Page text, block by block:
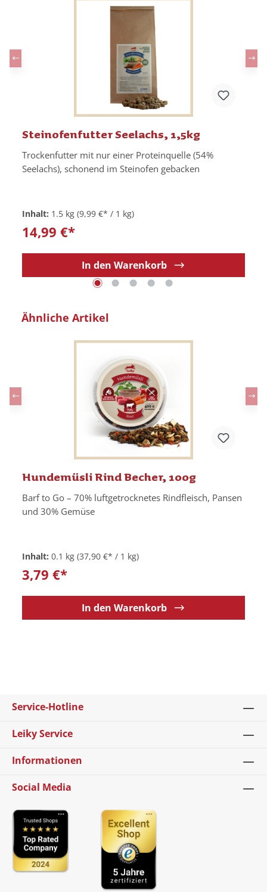
Steinofenfutter Seelachs, 1,5kg
Trockenfutter mit nur einer Proteinquelle (54%
Seelachs), schonend im Steinofen gebacken
Inhalt: 1.5 kg (9,99 €* / 1 kg)
14,99 €*
In den Warenkorb
Produktgalerie überspringen
Ähnliche Artikel
Hundemüsli Rind Becher, 100g
Barf to Go – 70% luftgetrocknetes Rindfleisch, Pansen
und 30% Gemüse
Inhalt: 0.1 kg (37,90 €* / 1 kg)
3,79 €*
In den Warenkorb
Service-Hotline
Leiky Service
Informationen
Social Media